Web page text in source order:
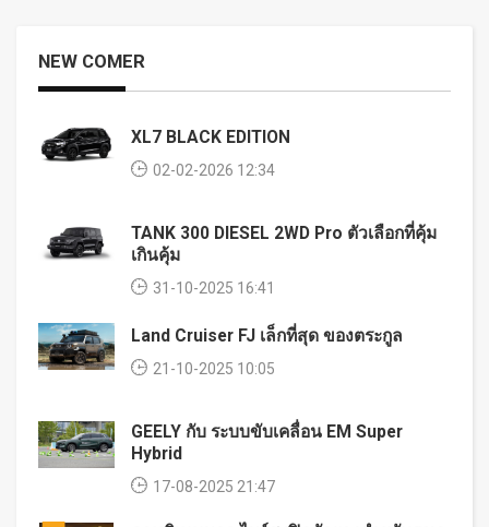
NEW COMER
XL7 BLACK EDITION
02-02-2026 12:34
TANK 300 DIESEL 2WD Pro ตัวเลือกที่คุ้ม
เกินคุ้ม
31-10-2025 16:41
Land Cruiser FJ เล็กที่สุด ของตระกูล
21-10-2025 10:05
GEELY กับ ระบบขับเคลื่อน EM Super
Hybrid
17-08-2025 21:47